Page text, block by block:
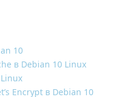
10
в Debian 10 Linux
Encrypt в Debian 10